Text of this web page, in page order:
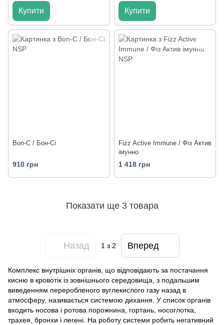
Купити Купити
Bon-C / Бон-Сі
910 грн
Fizz Active Immune / Фіз Актив
імунно
1 418 грн
Показати ще 3 товара
Назад 1з 2 Вперед
Комплекс внутрішніх органів, що відповідають за постачання
кисню в кровотік із зовнішнього середовища, з подальшим
виведенням переробленого вуглекислого газу назад в
атмосферу, називається системою дихання. У список органів
входить носова і ротова порожнина, гортань, носоглотка,
трахея, бронхи і легені. На роботу системи робить негативний